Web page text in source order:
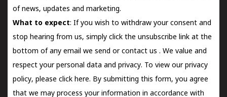
of news, updates and marketing.
What to expect: If you wish to withdraw your consent and
stop hearing from us, simply click the unsubscribe link at the
bottom of any email we send orcontact us . We value and
respect your personal data and privacy. To view our privacy
policy, please click here. By submitting this form, you agree
that we may process your information in accordance with